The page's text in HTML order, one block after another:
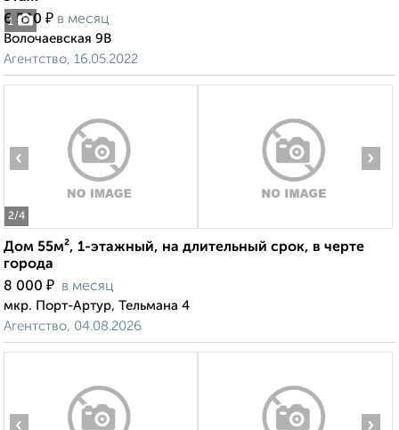
1
6 500 ₽ в месяц
Волочаевская 9В
Агентство, 16.05.2022
2/4
‹ ›
Дом 55м², 1-этажный, на длительный срок, в черте
города
8 000 ₽ в месяц
мкр. Порт-Артур, Тельмана 4
Агентство, 04.08.2026
‹ ›